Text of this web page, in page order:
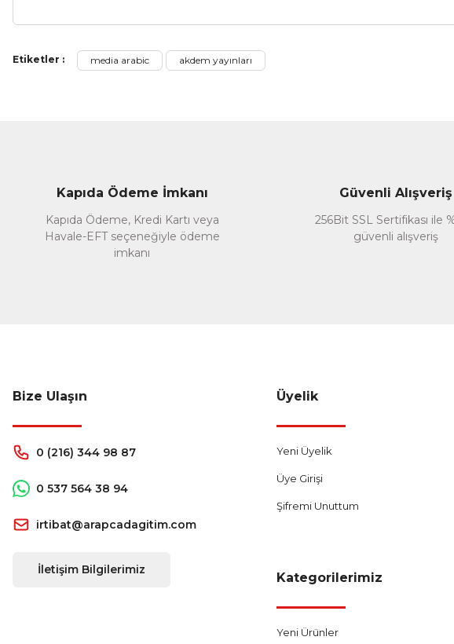
Bu ürünün fiyat bilgisi, resim, ürün açıklamalarında ve diğer konularda yetersiz
Görüş ve önerileriniz için teşekkür ederiz.
Bu ürüne benzer farklı alternatifler olmalı.
Etiketler : media arabic akdem yayınları
Kapıda Ödeme İmkanı
Kapıda Ödeme, Kredi Kartı veya
Havale-EFT seçeneğiyle ödeme
imkanı
Güvenli Alışveriş
256Bit SSL Sertifikası ile
güvenli alışveriş
Bize Ulaşın
0 (216) 344 98 87
0 537 564 38 94
irtibat@arapcadagitim.com
İletişim Bilgilerimiz
Üyelik
Yeni Üyelik
Üye Girişi
Şifremi Unuttum
Kategorilerimiz
Yeni Ürünler